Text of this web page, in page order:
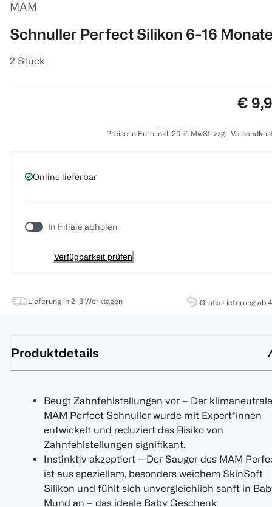
MAM
Schnuller Perfect Silikon 6-16
2 Stück
€
Preise in Euro inkl. 20 % MwSt. zzgl.
Online lieferbar
In Filiale abholen
Verfügbarkeit prüfen
Lieferung in 2-3 Werktagen Gratis Lieferung ab
Produktdetails
Beugt Zahnfehlstellungen vor – Der klimaneutrale
MAM Perfect Schnuller wurde mit Expert*innen
entwickelt und reduziert das Risiko von
Zahnfehlstellungen signifikant.
Instinktiv akzeptiert – Der Sauger des MAM
ist aus speziellem, besonders weichem SkinSoft
Silikon und fühlt sich unvergleichlich sanft in
Mund an – das ideale Baby Geschenk